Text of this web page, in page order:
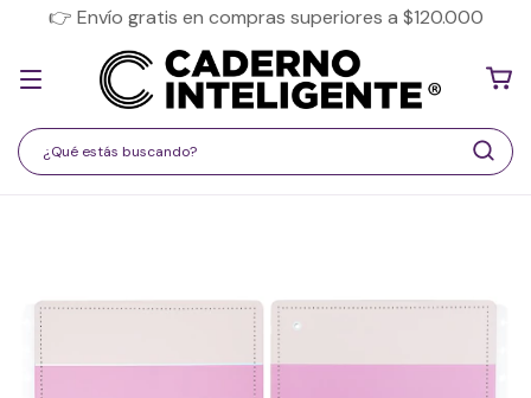
👉 Envío gratis en compras superiores a $120.000